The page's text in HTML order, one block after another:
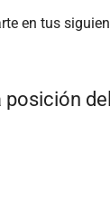
en tus